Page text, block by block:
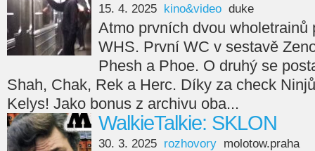
15. 4. 2025 kino&video duke
Atmo prvních dvou wholetrainů
WHS. První WC v sestavě
Phesh a Phoe. O druhý se
Shah, Chak, Rek a Herc. Díky za check
Kelys! Jako bonus z archivu oba...
WalkieTalkie: SKLON
30. 3. 2025 rozhovory molotow.praha